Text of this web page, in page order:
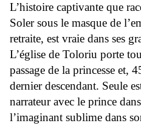
L’histoire captivante que
Soler sous le masque de
retraite, est vraie dans ses
L’église de Toloriu porte
passage de la princesse et,
dernier descendant. Seule
narrateur avec le prince
l’imaginant sublime dans